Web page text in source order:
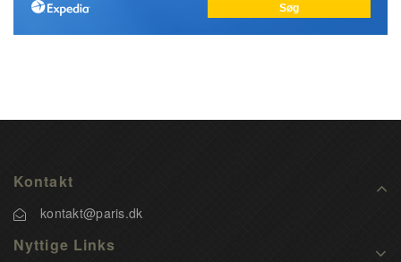
Kontakt
kontakt@paris.dk
Nyttige Links